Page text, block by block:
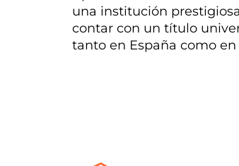
una institución
contar con un título
tanto en España como